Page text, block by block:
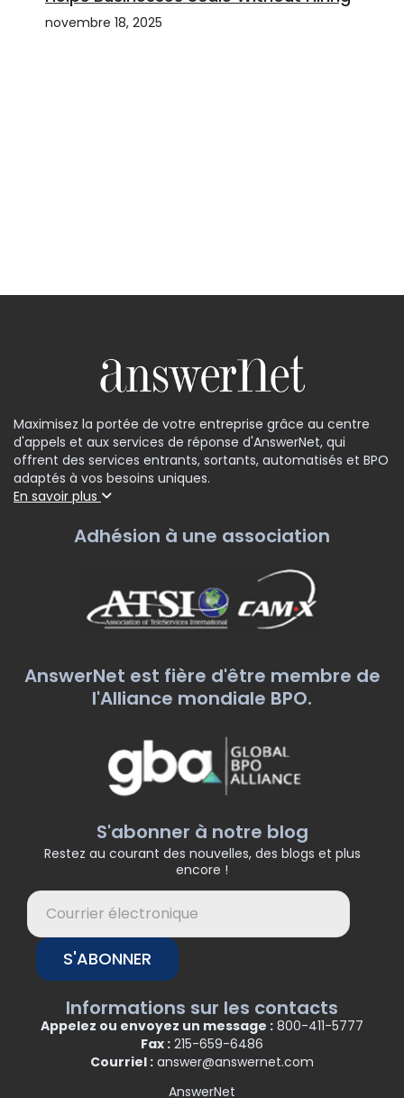
novembre 18, 2025
Maximisez la portée de votre entreprise grâce au centre
d'appels et aux services de réponse d'AnswerNet, qui
offrent des services entrants, sortants, automatisés et BPO
adaptés à vos besoins uniques.
En savoir plus
Adhésion à une association
AnswerNet est fière d'être membre de
l'Alliance mondiale BPO.
S'abonner à notre blog
Restez au courant des nouvelles, des blogs et plus
encore !
S'ABONNER
Informations sur les contacts
Appelez ou envoyez un message : 800-411-5777
Fax : 215-659-6486
Courriel : answer@answernet.com
AnswerNet